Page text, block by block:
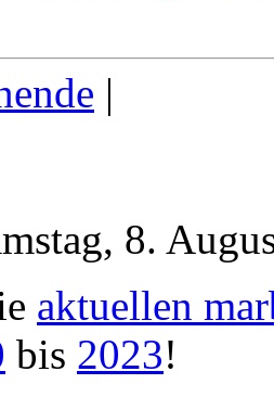
|
8.
aktuellen
bis 2023!